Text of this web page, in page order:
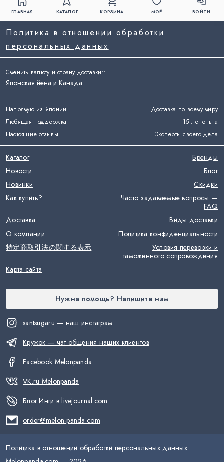
ГЛАВНАЯ КАТАЛОГ КОРЗИНА МОЁ ВОЙТИ
Напрямую из Японии
Доставка по всему миру
Любящая поддержка
15 лет опыта
Настоящие отзывы
Эксперты своего дела
santsugaru — наш инстаграм
Кружок — чат общения наших клиентов
Facebook Melonpanda
VK.ru Melonpanda
Блог Инги в livejournal.com
order@melon-panda.com
Политика в отношении обработки
персональных данных
Каталог
Бренды
Новости
Блог
Новинки
Скидки
Как купить?
Часто задаваемые вопросы —
FAQ
Доставка
Виды доставки
О компании
Политика конфиденциальности
特定商取引法の関する表示
Условия перевозки и
таможенного сопровождения
Карта сайта
Сменить валюту и страну доставки::
Японская йена и Канада
Нужна помощь? Напишите нам
Политика в отношении обработки персональных данных